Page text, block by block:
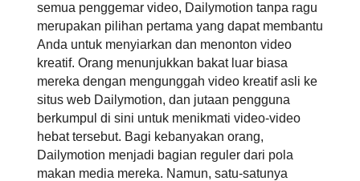
ਪੰਜਾਬੀ
తెలుగు
हिंदी
Malaysia
semua penggemar video, Dailymotion tanpa ragu
merupakan pilihan pertama yang dapat membantu
Anda untuk menyiarkan dan menonton video
kreatif. Orang menunjukkan bakat luar biasa
mereka dengan mengunggah video kreatif asli ke
situs web Dailymotion, dan jutaan pengguna
berkumpul di sini untuk menikmati video-video
hebat tersebut. Bagi kebanyakan orang,
Dailymotion menjadi bagian reguler dari pola
makan media mereka. Namun, satu-satunya